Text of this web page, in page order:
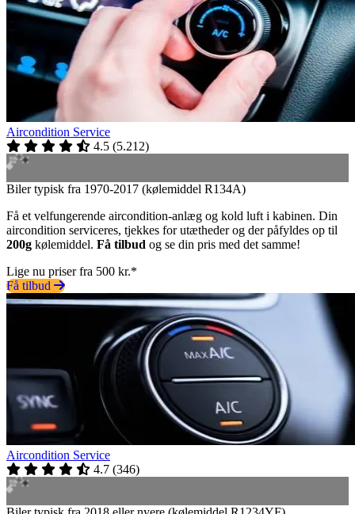
Aircondition Service
4.5 (5.212)
Biler typisk fra 1970-2017 (kølemiddel R134A)
Få et velfungerende aircondition-anlæg og kold luft i kabinen. Din
aircondition serviceres, tjekkes for utætheder og der påfyldes op til
200g kølemiddel. Få tilbud og se din pris med det samme!
Lige nu priser fra 500 kr.*
Få tilbud
Aircondition Service
4.7 (346)